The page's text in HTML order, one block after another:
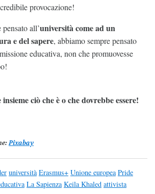
provocazione!
all’università come ad un
e del sapere, abbiamo sempre pensato
educativa, non che promuovesse
ciò che è o che dovrebbe essere!
:Pixabay
università Erasmus+ Unione europea Pride
La Sapienza Keila Khaled attivista